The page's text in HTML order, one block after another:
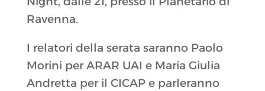
Ravenna.
I relatori della serata saranno Paolo
Morini per ARAR UAI e Maria Giulia
Andretta per il CICAP e parleranno